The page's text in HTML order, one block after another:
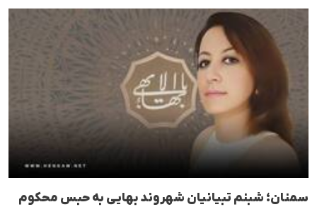
سمنان؛ شبنم تبیانیان شهروند بهایی به حبس محکوم